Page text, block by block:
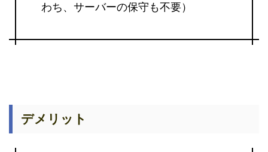
わち、サーバーの保守も不要）
デメリット